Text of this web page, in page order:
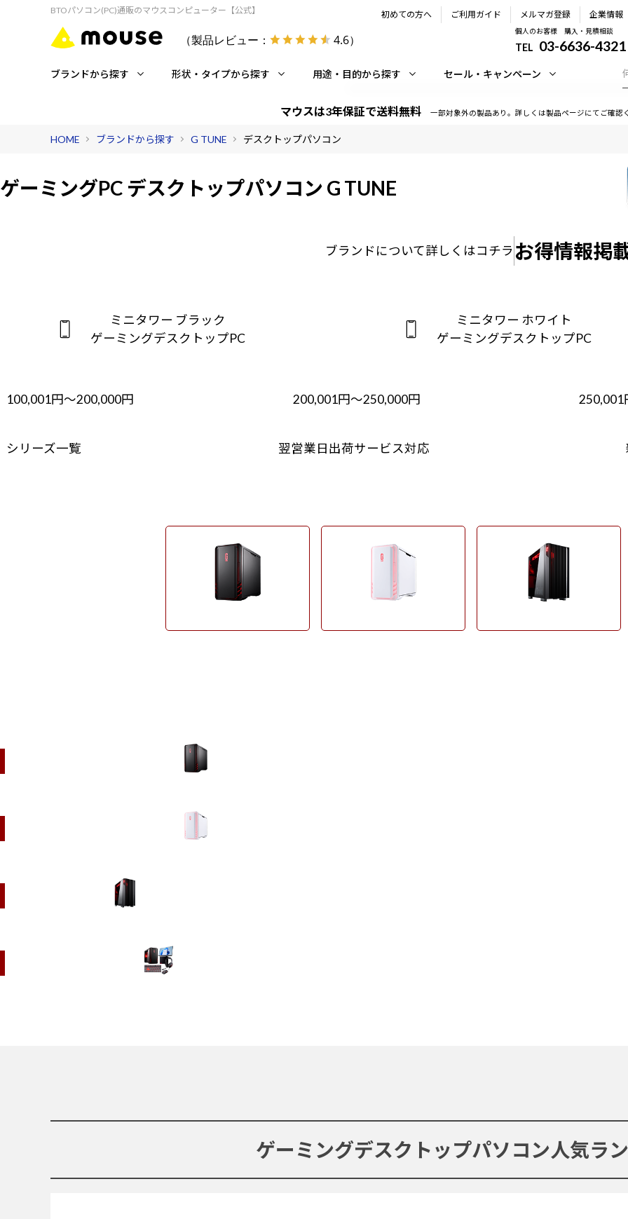
BTOパソコン(PC)通販のマウスコンピューター【公式】
（製品レビュー： 4.6）
初めての方へ ご利用ガイド メルマガ登録 企業情報
個人のお客様 購入・見積相談
TEL 03-6636-4321
ブランドから探す 形状・タイプから探す 用途・目的から探す セール・キャンペーン
マウスは3年保証で送料無料 一部対象外の製品あり。詳しくは製品ページにてご確認
HOME ブランドから探す G TUNE デスクトップパソコン
ゲーミングPC デスクトップパソコン G TUNE
ブランドについて詳しくはコチラ お得情報掲
ミニタワー ブラック
ゲーミングデスクトップPC
ミニタワー ホワイト
ゲーミングデスクトップPC
100,001円～200,000円 200,001円～250,000円 250,001
シリーズ一覧 翌営業日出荷サービス対応
ゲーミングデスクトップパソコン人気ラ